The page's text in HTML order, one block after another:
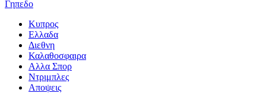
Γηπεδο
Κυπρος
Ελλαδα
Διεθνη
Καλαθοσφαιρα
Αλλα Σπορ
Ντριμπλες
Αποψεις